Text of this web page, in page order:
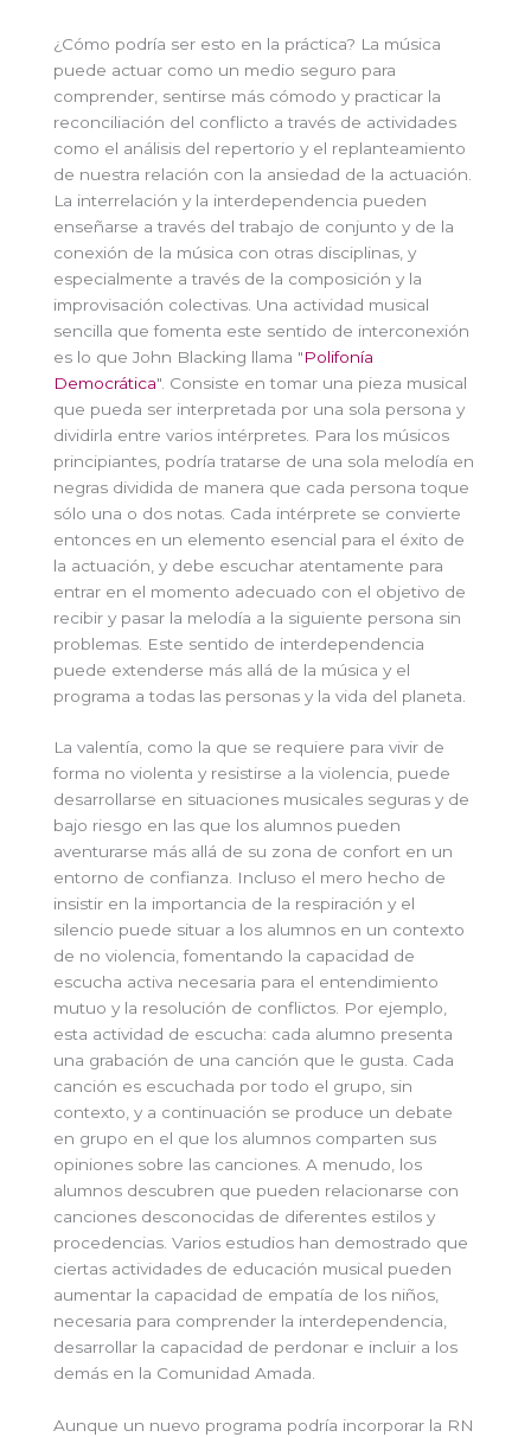
¿Cómo podría ser esto en la práctica? La música
puede actuar como un medio seguro para
comprender, sentirse más cómodo y practicar la
reconciliación del conflicto a través de actividades
como el análisis del repertorio y el replanteamiento
de nuestra relación con la ansiedad de la actuación.
La interrelación y la interdependencia pueden
enseñarse a través del trabajo de conjunto y de la
conexión de la música con otras disciplinas, y
especialmente a través de la composición y la
improvisación colectivas. Una actividad musical
sencilla que fomenta este sentido de interconexión
es lo que John Blacking llama "Polifonía
Democrática". Consiste en tomar una pieza musical
que pueda ser interpretada por una sola persona y
dividirla entre varios intérpretes. Para los músicos
principiantes, podría tratarse de una sola melodía en
negras dividida de manera que cada persona toque
sólo una o dos notas. Cada intérprete se convierte
entonces en un elemento esencial para el éxito de
la actuación, y debe escuchar atentamente para
entrar en el momento adecuado con el objetivo de
recibir y pasar la melodía a la siguiente persona sin
problemas. Este sentido de interdependencia
puede extenderse más allá de la música y el
programa a todas las personas y la vida del planeta.
La valentía, como la que se requiere para vivir de
forma no violenta y resistirse a la violencia, puede
desarrollarse en situaciones musicales seguras y de
bajo riesgo en las que los alumnos pueden
aventurarse más allá de su zona de confort en un
entorno de confianza. Incluso el mero hecho de
insistir en la importancia de la respiración y el
silencio puede situar a los alumnos en un contexto
de no violencia, fomentando la capacidad de
escucha activa necesaria para el entendimiento
mutuo y la resolución de conflictos. Por ejemplo,
esta actividad de escucha: cada alumno presenta
una grabación de una canción que le gusta. Cada
canción es escuchada por todo el grupo, sin
contexto, y a continuación se produce un debate
en grupo en el que los alumnos comparten sus
opiniones sobre las canciones. A menudo, los
alumnos descubren que pueden relacionarse con
canciones desconocidas de diferentes estilos y
procedencias. Varios estudios han demostrado que
ciertas actividades de educación musical pueden
aumentar la capacidad de empatía de los niños,
necesaria para comprender la interdependencia,
desarrollar la capacidad de perdonar e incluir a los
demás en la Comunidad Amada.
Aunque un nuevo programa podría incorporar la RN